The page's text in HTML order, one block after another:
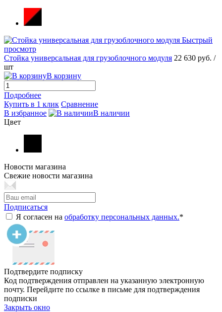
Быстрый
просмотр
Стойка универсальная для грузоблочного модуля 22 630 руб. /
шт
В корзину
Подробнее
Купить в 1 клик Сравнение
В избранное
В наличии
Цвет
Новости магазина
Свежие новости магазина
Подписаться
Я согласен на обработку персональных данных.*
Подтвердите подписку
Код подтверждения отправлен на указанную электронную
почту. Перейдите по ссылке в письме для подтверждения
подписки
Закрыть окно